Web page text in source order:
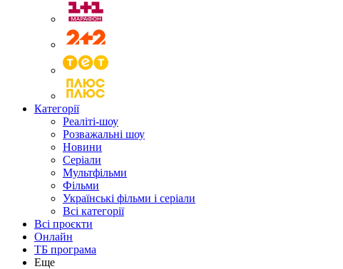
Категорії
Реаліті-шоу
Розважальні шоу
Новини
Серіали
Мультфільми
Фільми
Українські фільми і серіали
Всі категорії
Всі проєкти
Онлайн
ТБ програма
Еще